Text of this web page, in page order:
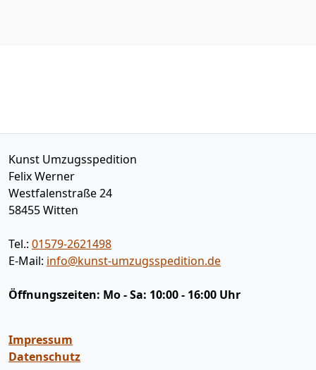
Kunst Umzugsspedition
Felix Werner
Westfalenstraße 24
58455Witten
Tel.: 01579-2621498
E-Mail: info@kunst-umzugsspedition.de
Öffnungszeiten: Mo - Sa: 10:00 - 16:00 Uhr
Impressum
Datenschutz